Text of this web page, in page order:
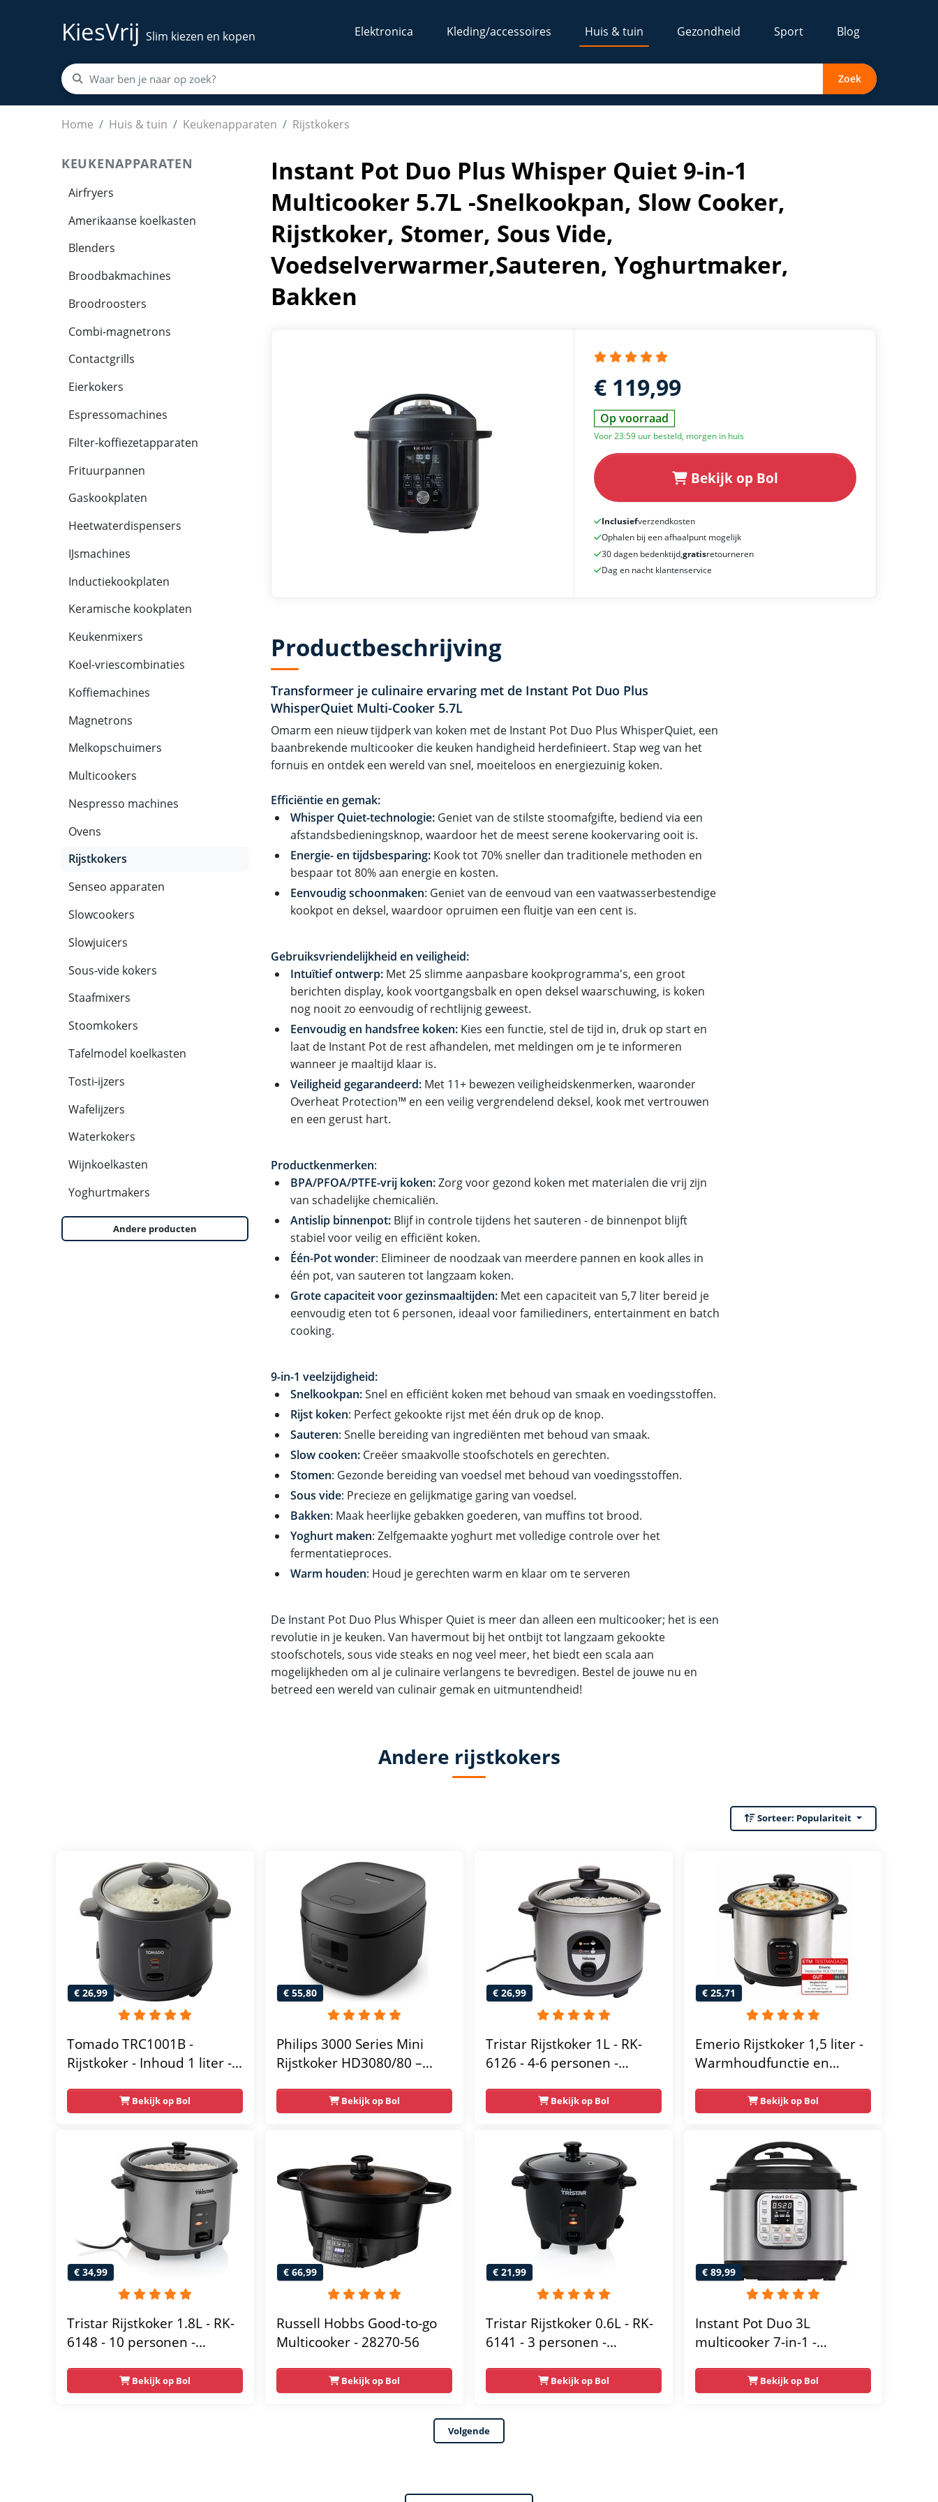
KiesVrij Slim kiezen en kopen Elektronica Kleding/accessoires Huis & tuin Gezondheid Sport Blog
Zoek
Home Huis & tuin Keukenapparaten Rijstkokers
Instant Pot Duo Plus Whisper Quiet 9-in-1 Multicooker 5.7L -Snelkookpan, Slow Cooker, Rijstkoker, Stomer, Sous Vide, Voedselverwarmer,Sauteren, Yoghurtmaker,
KEUKENAPPARATEN
Airfryers
Amerikaanse koelkasten
Blenders
Broodbakmachines
Broodroosters
Combi-magnetrons
Contactgrills
Eierkokers
Espressomachines
Filter-koffiezetapparaten
Frituurpannen
Gaskookplaten
Heetwaterdispensers
IJsmachines
Inductiekookplaten
Keramische kookplaten
Keukenmixers
Koel-vriescombinaties
Koffiemachines
Magnetrons
Melkopschuimers
Multicookers
Nespresso machines
Ovens
Rijstkokers
Senseo apparaten
Slowcookers
Slowjuicers
Sous-vide kokers
Staafmixers
Stoomkokers
Tafelmodel koelkasten
Tosti-ijzers
Wafelijzers
Waterkokers
Wijnkoelkasten
Yoghurtmakers
Andere producten
Instant Pot Duo Plus Whisper Quiet 9-in-1
Multicooker 5.7L -Snelkookpan, Slow Cooker,
Rijstkoker, Stomer, Sous Vide,
Voedselverwarmer,Sauteren, Yoghurtmaker,
Bakken
€ 119,99
Op voorraad
Voor 23:59 uur besteld, morgen in huis
Bekijk op Bol
Inclusiefverzendkosten
Ophalen bij een afhaalpunt mogelijk
30 dagen bedenktijd,gratisretourneren
Dag en nacht klantenservice
Productbeschrijving
Transformeer je culinaire ervaring met de Instant Pot Duo Plus
WhisperQuiet Multi-Cooker 5.7L
Omarm een nieuw tijdperk van koken met de Instant Pot Duo Plus WhisperQuiet, een
baanbrekende multicooker die keuken handigheid herdefinieert. Stap weg van het
fornuis en ontdek een wereld van snel, moeiteloos en energiezuinig koken.
Efficiëntie en gemak:
Whisper Quiet-technologie: Geniet van de stilste stoomafgifte, bediend via een
afstandsbedieningsknop, waardoor het de meest serene kookervaring ooit is.
Energie- en tijdsbesparing: Kook tot 70% sneller dan traditionele methoden en
bespaar tot 80% aan energie en kosten.
Eenvoudig schoonmaken: Geniet van de eenvoud van een vaatwasserbestendige
kookpot en deksel, waardoor opruimen een fluitje van een cent is.
Gebruiksvriendelijkheid en veiligheid:
Intuïtief ontwerp: Met 25 slimme aanpasbare kookprogramma's, een groot
berichten display, kook voortgangsbalk en open deksel waarschuwing, is koken
nog nooit zo eenvoudig of rechtlijnig geweest.
Eenvoudig en handsfree koken: Kies een functie, stel de tijd in, druk op start en
laat de Instant Pot de rest afhandelen, met meldingen om je te informeren
wanneer je maaltijd klaar is.
Veiligheid gegarandeerd: Met 11+ bewezen veiligheidskenmerken, waaronder
Overheat Protection™ en een veilig vergrendelend deksel, kook met vertrouwen
en een gerust hart.
Productkenmerken:
BPA/PFOA/PTFE-vrij koken:Zorg voor gezond koken met materialen die vrij zijn
van schadelijke chemicaliën.
Antislip binnenpot: Blijf in controle tijdens het sauteren - de binnenpot blijft
stabiel voor veilig en efficiënt koken.
Één-Pot wonder: Elimineer de noodzaak van meerdere pannen en kook alles in
één pot, van sauteren tot langzaam koken.
Grote capaciteit voor gezinsmaaltijden: Met een capaciteit van 5,7 liter bereid je
eenvoudig eten tot 6 personen, ideaal voor familiediners, entertainment en batch
cooking.
9-in-1 veelzijdigheid:
Snelkookpan:Snel en efficiënt koken met behoud van smaak en voedingsstoffen.
Rijst koken: Perfect gekookte rijst met één druk op de knop.
Sauteren: Snelle bereiding van ingrediënten met behoud van smaak.
Slow cooken: Creëer smaakvolle stoofschotels en gerechten.
Stomen: Gezonde bereiding van voedsel met behoud van voedingsstoffen.
Sous vide: Precieze en gelijkmatige garing van voedsel.
Bakken: Maak heerlijke gebakken goederen, van muffins tot brood.
Yoghurt maken: Zelfgemaakte yoghurt met volledige controle over het
fermentatieproces.
Warm houden: Houd je gerechten warm en klaar om te serveren
De Instant Pot Duo Plus Whisper Quiet is meer dan alleen een multicooker; het is een
revolutie in je keuken. Van havermout bij het ontbijt tot langzaam gekookte
stoofschotels, sous vide steaks en nog veel meer, het biedt een scala aan
mogelijkheden om al je culinaire verlangens te bevredigen. Bestel de jouwe nu en
betreed een wereld van culinair gemak en uitmuntendheid!
Andere rijstkokers
Sorteer: Populariteit
€ 26,99
Tomado TRC1001B -
Rijstkoker - Inhoud 1 liter -
porties - Anti aanbaklaag -
Rice cooker - Zwart
Bekijk op Bol
€ 55,80
Philips 3000 Series Mini
Rijstkoker HD3080/80 –
Programma’s - Anti-
Aanbaklaag - Zwart – 400W
Bekijk op Bol
€ 26,99
Tristar Rijstkoker 1L - RK-
6126 - 4-6 personen -
warmhoudfunctie - RVS
Bekijk op Bol
€ 25,71
Emerio Rijstkoker 1,5 liter -
Warmhoudfunctie en
- Anti-aanbaklaag - RCE-
110118.5 Zwart
Bekijk op Bol
€ 34,99
Tristar Rijstkoker 1.8L - RK-
6148 - 10 personen -
Geschikt voor thuis en
camping
Bekijk op Bol
€ 66,99
Russell Hobbs Good-to-go
Multicooker - 28270-56
Bekijk op Bol
€ 21,99
Tristar Rijstkoker 0.6L - RK-
6141 - 3 personen -
te reinigen -
Warmhoudfunctie
Bekijk op Bol
€ 89,99
Instant Pot Duo 3L
multicooker 7-in-1 -
cooker - rijstkoker -
slowcooker - stomer - sous-
Bekijk op Bol
Volgende